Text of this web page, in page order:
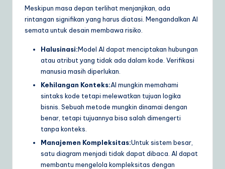
Meskipun masa depan terlihat menjanjikan, ada
rintangan signifikan yang harus diatasi. Mengandalkan AI
semata untuk desain membawa risiko.
Halusinasi:Model AI dapat menciptakan hubungan
atau atribut yang tidak ada dalam kode. Verifikasi
manusia masih diperlukan.
Kehilangan Konteks:AI mungkin memahami
sintaks kode tetapi melewatkan tujuan logika
bisnis. Sebuah metode mungkin dinamai dengan
benar, tetapi tujuannya bisa salah dimengerti
tanpa konteks.
Manajemen Kompleksitas:Untuk sistem besar,
satu diagram menjadi tidak dapat dibaca. AI dapat
membantu mengelola kompleksitas dengan